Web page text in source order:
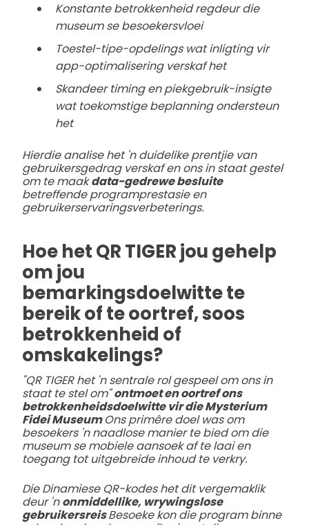
Konstante betrokkenheid regdeur die
museum se besoekersvloei
Toestel-tipe-opdelings wat inligting vir
app-optimalisering verskaf het
Skandeer timing en piekgebruik-insigte
wat toekomstige beplanning ondersteun
het
Hierdie analise het 'n duidelike prentjie van
gebruikersgedrag verskaf en ons in staat gestel
om te maakdata-gedrewe besluite
betreffende programprestasie en
gebruikerservaringsverbeterings.
Hoe het QR TIGER jou gehelp
om jou
bemarkingsdoelwitte te
bereik of te oortref, soos
betrokkenheid of
omskakelings?
"QR TIGER het 'n sentrale rol gespeel om ons in
staat te stel om"ontmoet en oortref ons
betrokkenheidsdoelwitte vir die Mysterium
Fidei MuseumOns primêre doel was om
besoekers 'n naadlose manier te bied om die
museum se mobiele aansoek af te laai en
toegang tot uitgebreide inhoud te verkry.
Die Dinamiese QR-kodes het dit vergemaklik
deur 'nonmiddellike, wrywingslose
gebruikersreisBesoeke kon die program binne